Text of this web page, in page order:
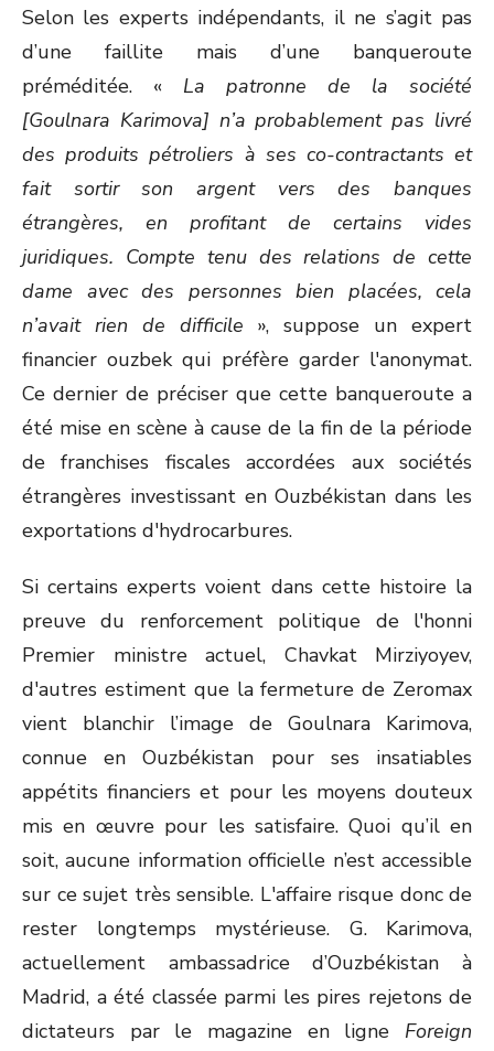
Selon les experts indépendants, il ne s’agit pas
d’une faillite mais d’une banqueroute
préméditée. « La patronne de la société
[Goulnara Karimova] n’a probablement pas livré
des produits pétroliers à ses co-contractants et
fait sortir son argent vers des banques
étrangères, en profitant de certains vides
juridiques. Compte tenu des relations de cette
dame avec des personnes bien placées, cela
n’avait rien de difficile », suppose un expert
financier ouzbek qui préfère garder l'anonymat.
Ce dernier de préciser que cette banqueroute a
été mise en scène à cause de la fin de la période
de franchises fiscales accordées aux sociétés
étrangères investissant en Ouzbékistan dans les
exportations d'hydrocarbures.
Si certains experts voient dans cette histoire la
preuve du renforcement politique de l'honni
Premier ministre actuel, Chavkat Mirziyoyev,
d'autres estiment que la fermeture de Zeromax
vient blanchir l’image de Goulnara Karimova,
connue en Ouzbékistan pour ses insatiables
appétits financiers et pour les moyens douteux
mis en œuvre pour les satisfaire. Quoi qu’il en
soit, aucune information officielle n’est accessible
sur ce sujet très sensible. L'affaire risque donc de
rester longtemps mystérieuse. G. Karimova,
actuellement ambassadrice d’Ouzbékistan à
Madrid, a été classée parmi les pires rejetons de
dictateurs par le magazine en ligne Foreign